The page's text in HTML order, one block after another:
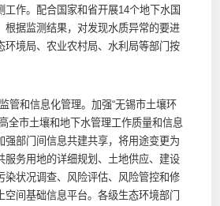
工作。配合国家和省开展14个地下水国
根据监测结果，对发现水质异常的要进
环境局、农业农村局、水利局等部门按
和信息化管理。加强“无锡市土壤环
全市土壤和地下水管理工作质量和信息
强部门间信息共建共享，将用途变更为
服务用地的详细规划、土地供应、建设
染状况调查、风险评估、风险管控和修
空间基础信息平台。各级生态环境部门